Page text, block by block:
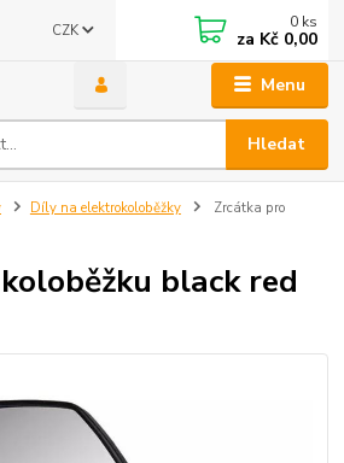
Menu
CZK
Hledat
0 ks
za Kč 0,00
Díly na elektrokoloběžky
Zrcátka pro
black red